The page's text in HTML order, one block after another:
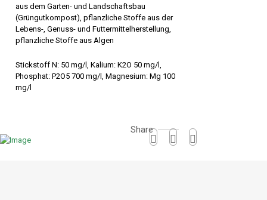
aus dem Garten- und Landschaftsbau
(Grüngutkompost), pflanzliche Stoffe aus der
Lebens-, Genuss- und Futtermittelherstellung,
pflanzliche Stoffe aus Algen
Stickstoff N: 50 mg/l, Kalium: K2O 50 mg/l,
Phosphat: P2O5 700 mg/l, Magnesium: Mg 100
mg/l
Share